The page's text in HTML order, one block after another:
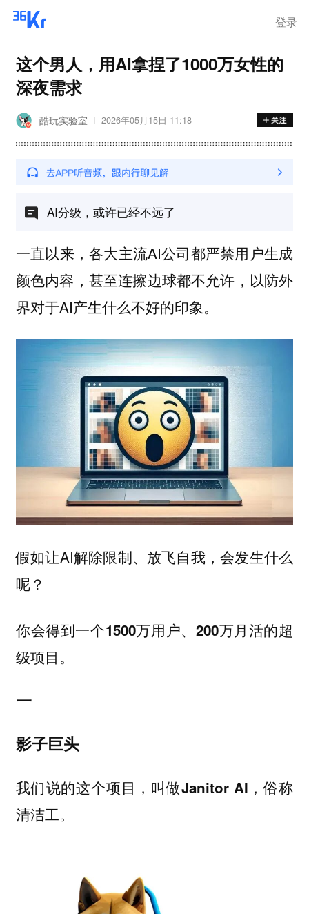
登录
这个男人，用AI拿捏了1000万女性的
深夜需求
酷玩实验室 2026年05月15日 11:18
AI分级，或许已经不远了
一直以来，各大主流AI公司都严禁用户生成
颜色内容， 甚至连擦边球都不允许，以防外
界对于AI产生什么不好的印象。
假如让AI解除限制、放飞自我，会发生什么
呢？
你会得到一个1500万用户、200万月活的超
级项目。
一
影子巨头
我们说的这个项目，叫做Janitor AI，俗称
清洁工。